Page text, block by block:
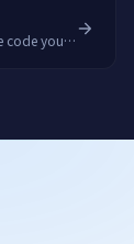
Go from idea to shipped product without writing the code yourself.